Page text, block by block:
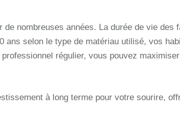
nombreuses années. La durée de vie des
ans selon le type de matériau utilisé, vos
régulier, vous pouvez
à long terme pour votre sourire,